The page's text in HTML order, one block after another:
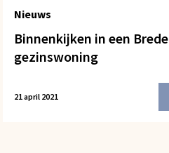
Nieuws
Binnenkijken in een Brede
gezinswoning
21 april 2021